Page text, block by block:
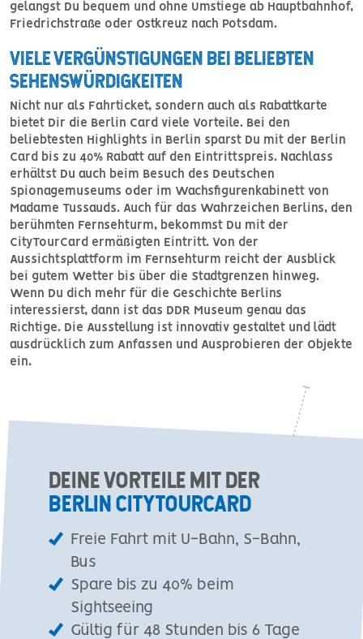
gelangst Du bequem und ohne Umstiege ab Hauptbahnhof,
Friedrichstraße oder Ostkreuz nach Potsdam.
VIELE VERGÜNSTIGUNGEN BEI BELIEBTEN
SEHENSWÜRDIGKEITEN
Nicht nur als Fahrticket, sondern auch als Rabattkarte
bietet Dir die Berlin Card viele Vorteile. Bei den
beliebtesten Highlights in Berlin sparst Du mit der Berlin
Card bis zu 40% Rabatt auf den Eintrittspreis. Nachlass
erhältst Du auch beim Besuch des Deutschen
Spionagemuseums oder im Wachsfigurenkabinett von
Madame Tussauds. Auch für das Wahrzeichen Berlins, den
berühmten Fernsehturm, bekommst Du mit der
CityTourCard ermäßigten Eintritt. Von der
Aussichtsplattform im Fernsehturm reicht der Ausblick
bei gutem Wetter bis über die Stadtgrenzen hinweg.
Wenn Du dich mehr für die Geschichte Berlins
interessierst, dann ist das DDR Museum genau das
Richtige. Die Ausstellung ist innovativ gestaltet und lädt
ausdrücklich zum Anfassen und Ausprobieren der Objekte
ein.
DEINE VORTEILE MIT DER
BERLIN CITYTOURCARD
Freie Fahrt mit U-Bahn, S-Bahn,
Bus
Spare bis zu 40% beim
Sightseeing
Gültig für 48 Stunden bis 6 Tage